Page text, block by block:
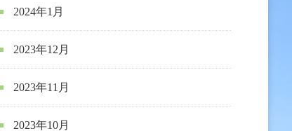
2024年1月
2023年12月
2023年11月
2023年10月